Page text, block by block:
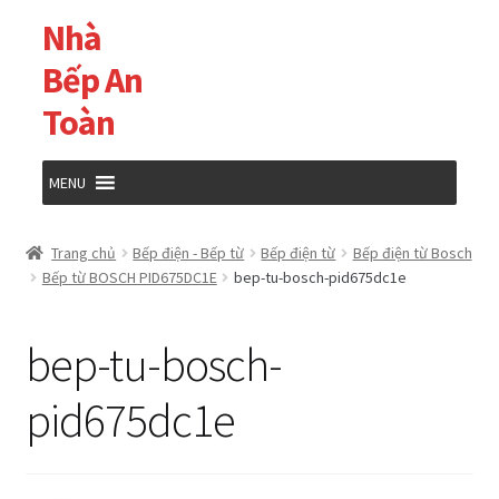
Đi
đến
Điều
hướng
Chuyển
đến
nội
dung
Nhà
Bếp An
Toàn
MENU
Cửa hàng
Giỏ hàng
Tài khoản của tôi
Trang chủ Bếp điện - Bếp từ Bếp điện từ
Bếp điện từ Bosch
Bếp từ BOSCH PID675DC1E
bep-tu-bosch-pid675dc1e
bep-tu-bosch-
pid675dc1e